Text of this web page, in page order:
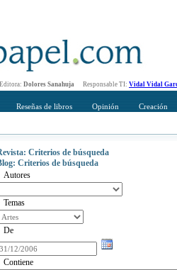
Editora: Dolores Sanahuja Responsable TI: Vidal Vidal
Reseñas de libros Opinión Creación
Criterios de búsqueda
Criterios de búsqueda
Autores
Temas
De
Contiene